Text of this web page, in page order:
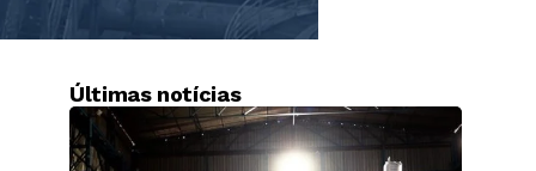
Últimas notícias